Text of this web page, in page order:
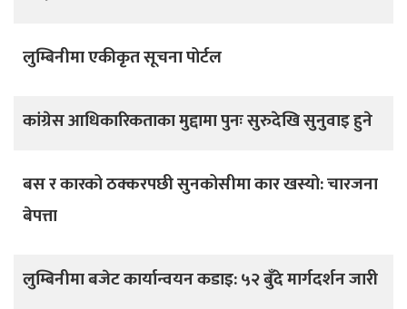
लुम्बिनीमा एकीकृत सूचना पोर्टल
कांग्रेस आधिकारिकताका मुद्दामा पुनः सुरुदेखि सुनुवाइ हुने
बस र कारको ठक्करपछी सुनकोसीमा कार खस्यो: चारजना
बेपत्ता
लुम्बिनीमा बजेट कार्यान्वयन कडाइ: ५२ बुँदे मार्गदर्शन जारी